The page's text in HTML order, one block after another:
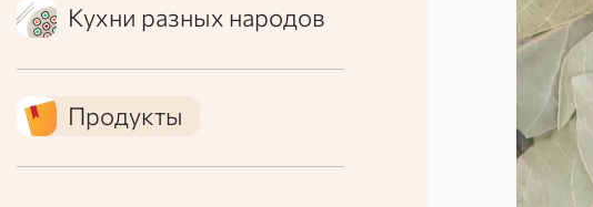
Кухни разных народов
Продукты